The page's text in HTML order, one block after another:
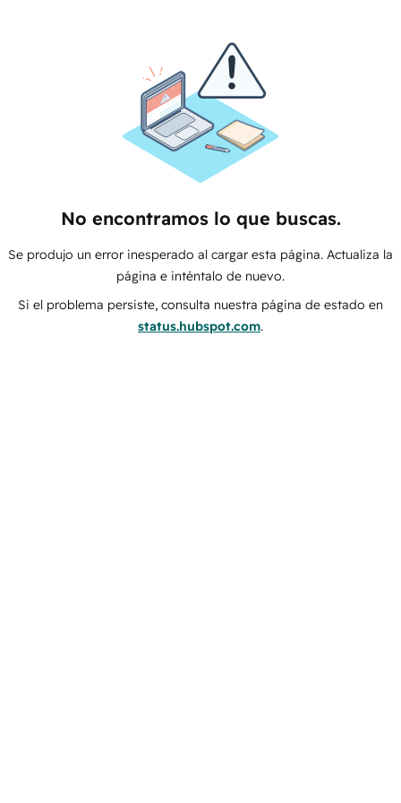
No encontramos lo que buscas.
Se produjo un error inesperado al cargar esta página. Actualiza la
página e inténtalo de nuevo.
Si el problema persiste, consulta nuestra página de estado en
status.hubspot.com.